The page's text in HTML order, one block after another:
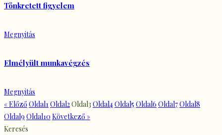
Tönkretett figyelem
Megnyitás
Elmélyült munkavégzés
Megnyitás
« Előző Oldal1Oldal2Oldal3 Oldal4Oldal5 Oldal6 Oldal7Oldal8
Oldal9 Oldal10 Következő »
Keresés